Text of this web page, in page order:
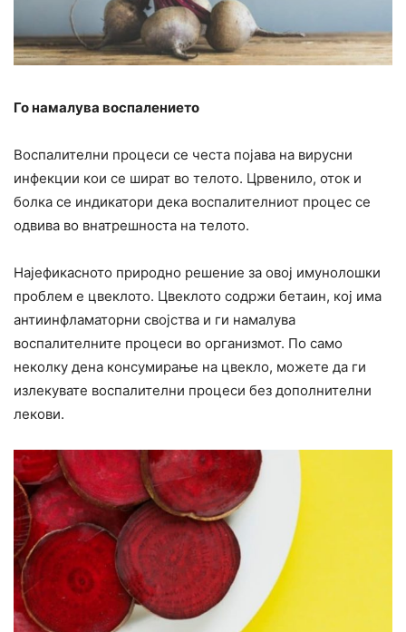
Го намалува воспалението
Воспалителни процеси се честа појава на вирусни
инфекции кои се шират во телото. Црвенило, оток и
болка се индикатори дека воспалителниот процес се
одвива во внатрешноста на телото.
Најефикасното природно решение за овој имунолошки
проблем е цвеклото. Цвеклото содржи бетаин, кој има
антиинфламаторни својства и ги намалува
воспалителните процеси во организмот. По само
неколку дена консумирање на цвекло, можете да ги
излекувате воспалителни процеси без дополнителни
лекови.